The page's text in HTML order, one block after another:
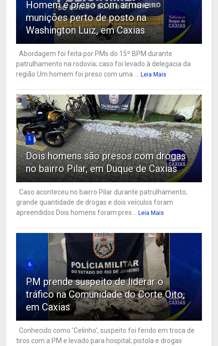
Homem é preso com arma e
munições perto de posto na
Washington Luiz, em Caxias
Abordagem foi feita por PMs do 15º BPM durante
patrulhamento na rodovia; caso foi levado à delegacia da
região Um homem foi preso com uma ...
Leia Mais
5
Dois homens são presos com drogas
no bairro Pilar, em Duque de Caxias
Caso aconteceu no bairro Pilar durante patrulhamento;
grande quantidade de drogas e dois veículos foram
apreendidos Dois homens foram pres...
Leia Mais
6
PM prende suspeito de liderar o
tráfico na Comunidade do Corte Oito,
em Caxias
Conhecido como 'Celinho', suspeito foi ferido em troca de
tiros com a PM e levado para hospital; pistola e drogas